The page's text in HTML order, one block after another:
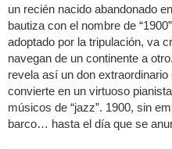
un recién nacido abandonado
bautiza con el nombre de
adoptado por la tripulación, va
navegan de un continente a
revela así un don
convierte en un virtuoso
músicos de “jazz”. 1900, sin
barco… hasta el día que se